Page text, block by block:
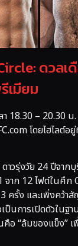
ดวลเ
เมียม
18.30 – 20.30 น
โดยไฮไลต์อยู่
ดาวรุ่งวัย 24 ปีจาก
จาก 12 ไฟต์ในศึก
ครั้ง และเพิ่งคว้า
นการเปิดตัวในฐ
คือ “ล้มของแข็ง”